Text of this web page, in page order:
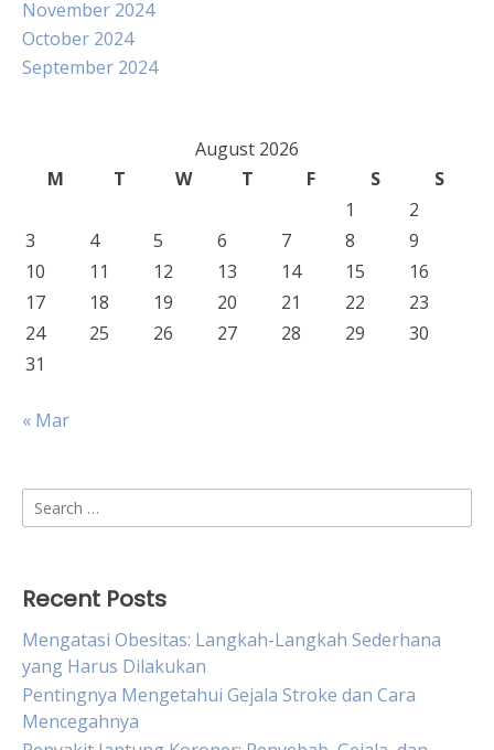
November 2024
October 2024
September 2024
August 2026
M
T W T F S
S
1
2
3
4 5 6 7 8
9
10
11 12 13 14 15
16
17
18 19 20 21 22
23
24
25 26 27 28 29
30
31
« Mar
Search
for:
Recent Posts
Mengatasi Obesitas: Langkah-Langkah Sederhana
yang Harus Dilakukan
Pentingnya Mengetahui Gejala Stroke dan Cara
Mencegahnya